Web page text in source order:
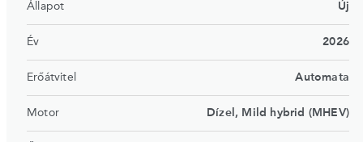
Állapot Új
Év 2026
Erőátvitel Automata
Motor Dízel, Mild hybrid (MHEV)